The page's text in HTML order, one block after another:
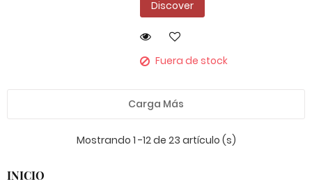
Discover
Fuera de stock
Carga Más
Mostrando 1 -12 de 23 artículo (s)
INICIO